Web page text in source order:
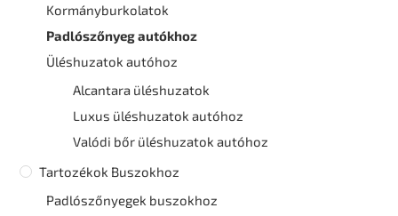
Kormányburkolatok
Padlószőnyeg autókhoz
Üléshuzatok autóhoz
Alcantara üléshuzatok
Luxus üléshuzatok autóhoz
Valódi bőr üléshuzatok autóhoz
Tartozékok Buszokhoz
Padlószőnyegek buszokhoz